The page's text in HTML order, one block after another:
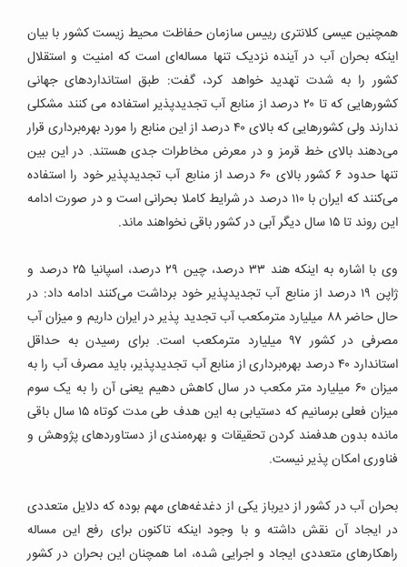
همچنین عیسی کلانتری رییس سازمان حفاظت محیط زیست کشور با بیان
اینکه بحران آب در آینده نزدیک تنها مساله‌ای است که امنیت و استقلال
کشور را به شدت تهدید خواهد کرد، گفت: طبق استانداردهای جهانی
کشورهایی که تا ۲۰ درصد از منابع آب تجدیدپذیر استفاده می کنند مشکلی
ندارند ولی کشورهایی که بالای ۴۰ درصد از این منابع را مورد بهره‌برداری قرار
می‌دهند بالای خط قرمز و در معرض مخاطرات جدی هستند. در این بین
تنها حدود ۶ کشور بالای ۶۰ درصد از منابع آب تجدیدپذیر خود را استفاده
می‌کنند که ایران با ۱۱۰ درصد در شرایط کاملا بحرانی است و در صورت ادامه
این روند تا ۱۵ سال دیگر آبی در کشور باقی نخواهند ماند.
وی با اشاره به اینکه هند ۳۳ درصد، چین ۲۹ درصد، اسپانیا ۲۵ درصد و
ژاپن ۱۹ درصد از منابع آب تجدیدپذیر خود برداشت می‌کنند ادامه داد: در
حال حاضر ۸۸ میلیارد مترمکعب آب تجدید پذیر در ایران داریم و میزان آب
مصرفی در کشور ۹۷ میلیارد مترمکعب است. برای رسیدن به حداقل
استاندارد ۴۰ درصد بهره‌برداری از منابع آب تجدیدپذیر، باید مصرف آب را به
میزان ۶۰ میلیارد متر مکعب در سال کاهش دهیم یعنی آن را به یک سوم
میزان فعلی برسانیم که دستیابی به این هدف طی مدت کوتاه ۱۵ سال باقی
مانده بدون هدفمند کردن تحقیقات و بهره‌مندی از دستاوردهای پژوهش و
فناوری امکان پذیر نیست.
بحران آب در کشور از دیرباز یکی از دغدغه‌های مهم بوده که دلایل متعددی
در ایجاد آن نقش داشته و با وجود اینکه تاکنون برای رفع این مساله
راهکارهای متعددی ایجاد و اجرایی شده، اما همچنان این بحران در کشور